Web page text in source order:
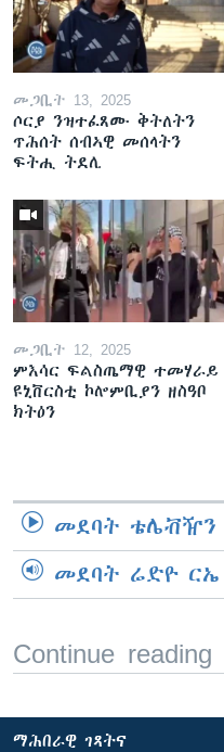
መጋቢት 13, 2025
ሶርያ ንዝተፈጸሙ ቅትለትን
ጥሕሰት ሰብኣዊ መሰላትን
ፍትሒ ትደሊ
መጋቢት 12, 2025
ምእሳር ፍልስጤማዊ ተመሃራይ
ዩኒቨርስቲ ኮሎምቢያን ዘስዓቦ
ክትዕን
መደባት ቴሌቭዥን
መደባት ሬድዮ ርኤ
Continue reading
ማሕበራዊ ገጻትና